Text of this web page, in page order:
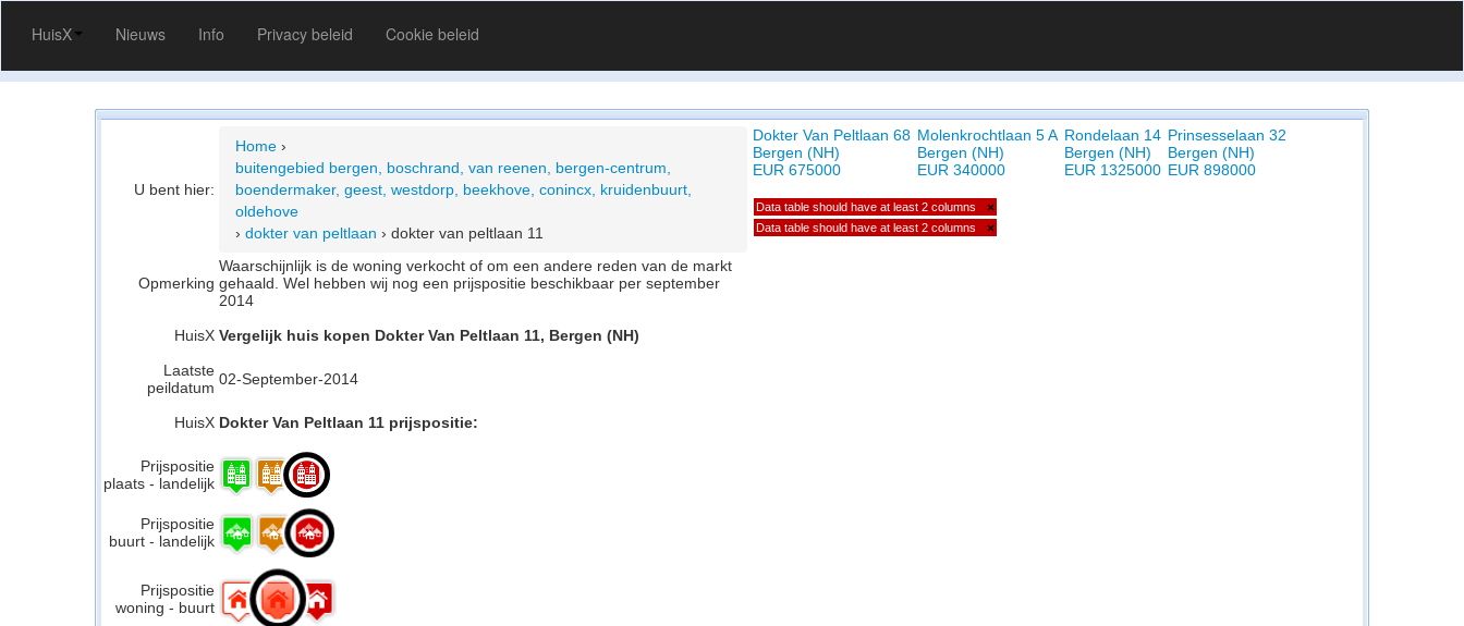
HuisX Nieuws Info Privacy beleid Cookie beleid
U bent hier:
Home ›
buitengebied bergen, boschrand, van reenen, bergen-centrum,
boendermaker, geest, westdorp, beekhove, conincx, kruidenbuurt,
oldehove
› dokter van peltlaan › dokter van peltlaan 11
Opmerking
Waarschijnlijk is de woning verkocht of om een andere reden van de markt
gehaald. Wel hebben wij nog een prijspositie beschikbaar per september
2014
HuisX Vergelijk huis kopen Dokter Van Peltlaan 11, Bergen (NH)
Laatste
peildatum 02-September-2014
HuisX Dokter Van Peltlaan 11 prijspositie:
Prijspositie
plaats - landelijk
Prijspositie
buurt - landelijk
Prijspositie
woning - buurt
Dokter Van Peltlaan 68
Bergen (NH)
EUR 675000
Molenkrochtlaan 5 A
Bergen (NH)
EUR 340000
Rondelaan 14
Bergen (NH)
EUR 1325000
Prinsesselaan 32
Bergen (NH)
EUR 898000
Data table should have at least 2 columns ×
Data table should have at least 2 columns ×